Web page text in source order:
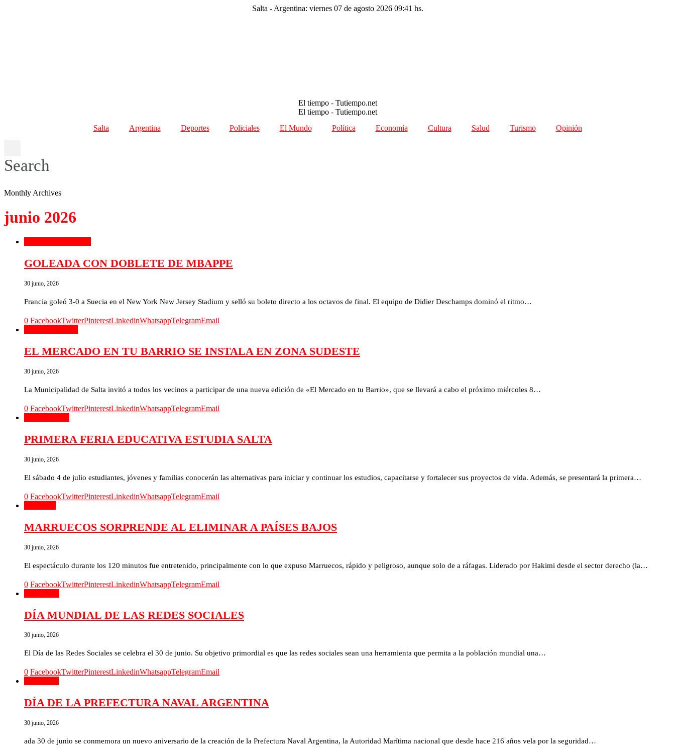
Salta - Argentina: viernes 07 de agosto 2026 09:41 hs.
El tiempo - Tutiempo.net
El tiempo - Tutiempo.net
Salta
Argentina Deportes Policiales El Mundo Política Economía Cultura Salud Turismo Opinión
Search
Monthly Archives
junio 2026
GOLEADA CON DOBLETE DE MBAPPE
30 junio, 2026
Francia goleó 3-0 a Suecia en el New York New Jersey Stadium y selló su boleto directo a los octavos de final. El equipo de Didier Deschamps dominó el ritmo…
0 FacebookTwitterPinterestLinkedinWhatsappTelegramEmail
EL MERCADO EN TU BARRIO SE INSTALA EN ZONA SUDESTE
30 junio, 2026
La Municipalidad de Salta invitó a todos los vecinos a participar de una nueva edición de «El Mercado en tu Barrio», que se llevará a cabo el próximo miércoles 8…
0 FacebookTwitterPinterestLinkedinWhatsappTelegramEmail
PRIMERA FERIA EDUCATIVA ESTUDIA SALTA
30 junio, 2026
El sábado 4 de julio estudiantes, jóvenes y familias conocerán las alternativas para iniciar y continuar los estudios, capacitarse y fortalecer sus proyectos de vida. Además, se presentará la primera…
0 FacebookTwitterPinterestLinkedinWhatsappTelegramEmail
MARRUECOS SORPRENDE AL ELIMINAR A PAÍSES BAJOS
30 junio, 2026
El espectáculo durante los 120 minutos fue entretenido, principalmente con lo que expuso Marruecos, rápido y peligroso, aunque solo de a ráfagas. Liderado por Hakimi desde el sector derecho (la…
0 FacebookTwitterPinterestLinkedinWhatsappTelegramEmail
DÍA MUNDIAL DE LAS REDES SOCIALES
30 junio, 2026
El Día de las Redes Sociales se celebra el 30 de junio. Su objetivo primordial es que las redes sociales sean una herramienta que permita a la población mundial una…
0 FacebookTwitterPinterestLinkedinWhatsappTelegramEmail
DÍA DE LA PREFECTURA NAVAL ARGENTINA
30 junio, 2026
ada 30 de junio se conmemora un nuevo aniversario de la creación de la Prefectura Naval Argentina, la Autoridad Marítima nacional que desde hace 216 años vela por la seguridad…